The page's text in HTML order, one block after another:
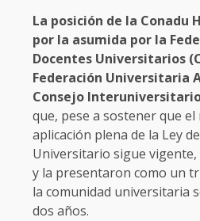
La posición de la Conadu
por la asumida por la
Docentes Universitarios
Federación Universitaria
Consejo
que, pese a sostener que
aplicación plena de la Ley
Universitario sigue
y la presentaron como un
la comunidad universitaria
dos años.